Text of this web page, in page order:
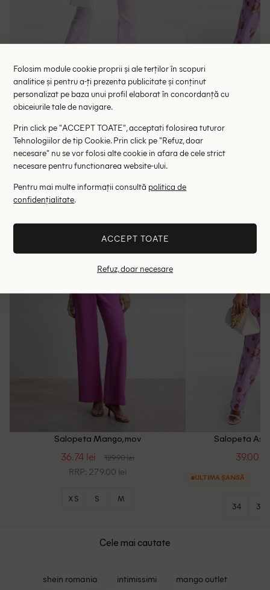
Salopeta ASOS, mov
116.00 lei 189.00 lei
RRP: 349.00 lei
44
Salopeta
ULTIMA ȘANSĂ
Altii au fost interesati de
Salopeta Mango, mov
36.74 lei 129.90 lei
RRP: 279.00 lei
XS S M
Salopeta
39.00
ULTIMA ȘANSĂ
34 36
Cele mai cautate
shein romania intimissimi
mango outlet
Folosim module cookie proprii și ale terților în scopuri
analitice și pentru a-ți prezenta publicitate și conținut
personalizat pe baza unui profil elaborat în concordanță cu
obiceiurile tale de navigare.
Prin click pe "ACCEPT TOATE", acceptati folosirea tuturor
Tehnologiilor de tip Cookie. Prin click pe "Refuz, doar
necesare" nu se vor folosi alte cookie in afara de cele strict
necesare pentru functionarea website-ului.
Pentru mai multe informații consultă politica de
confidențialitate.
ACCEPT TOATE
Refuz, doar necesare